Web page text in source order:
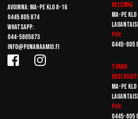
Avoinna: Ma-pe klo 8-16
0445 805 874
Whatsapp:
044-5805873
info@punanaamio.fi
Helsinki
Ma-pe klo
Puh:
0445-805
Turku
Uusi
Ma-pe klo
Puh:
0445-805